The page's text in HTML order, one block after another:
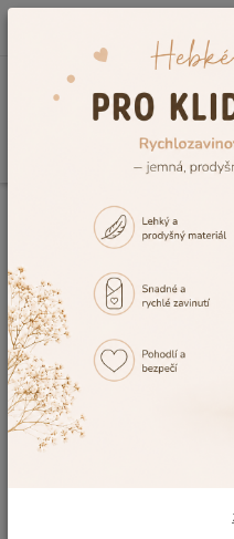
Zavinovačky Krajkové
Krajkové
miminka,
tvaru čtverce
V nabídce eshopu Dětský
zavinovačky
ve tvaru
zavinovačky
do porodnice,
vítání občánků, ale také k